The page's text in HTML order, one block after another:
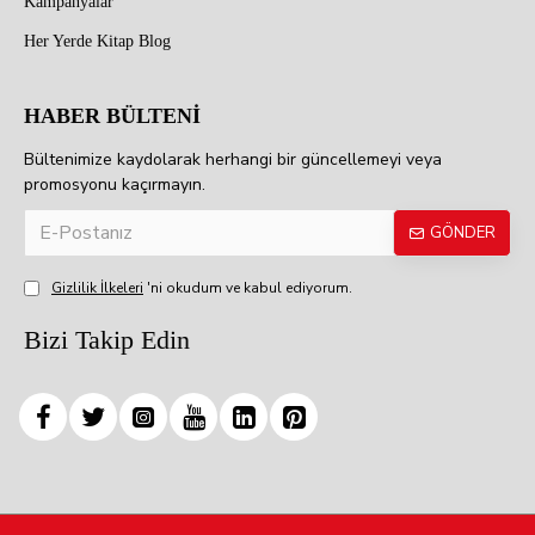
Her Yerde Kitap Blog
HABER BÜLTENİ
Bültenimize kaydolarak herhangi bir güncellemeyi veya
promosyonu kaçırmayın.
GÖNDER
Gizlilik İlkeleri 'ni okudum ve kabul ediyorum.
Bizi Takip Edin